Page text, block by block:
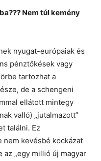
Nem túl kemény
nyugat-európaiak és
pénztőkések vagy
tartozhat a
de a schengeni
ellátott mintegy
valló) „jutalmazott”
találni. Ez
nem kevésbé kockázat
az „egy millió új magyar